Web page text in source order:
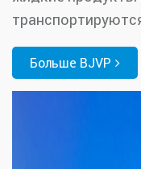
Больше BJVP